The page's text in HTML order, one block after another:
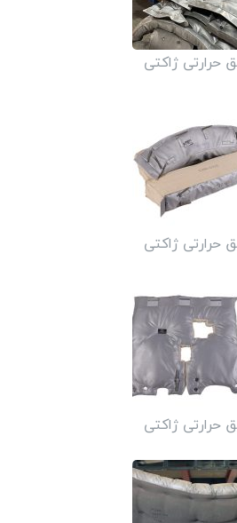
حرارتی ژاکتی
حرارتی ژاکتی
حرارتی ژاکتی